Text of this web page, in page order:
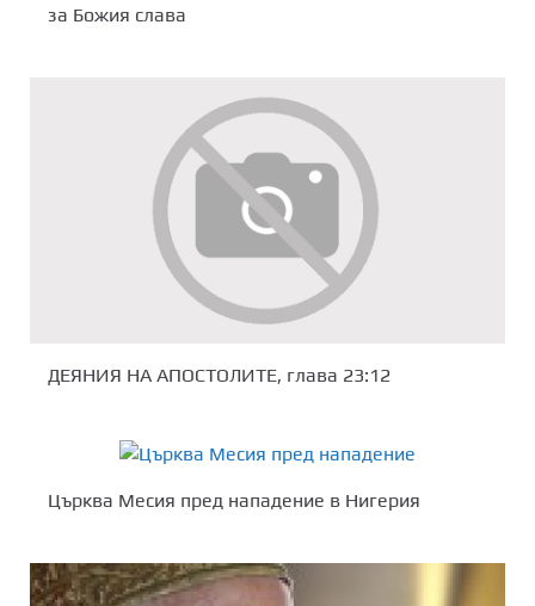
за Божия слава
ДЕЯНИЯ НА АПОСТОЛИТЕ, глава 23:12
Църква Месия пред нападение в Нигерия